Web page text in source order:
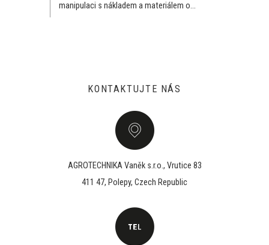
efektivním a dostupným řešením
KONTAKTUJTE NÁS
AGROTECHNIKA Vaněk s.r.o., Vrutice 83
411 47, Polepy, Czech Republic